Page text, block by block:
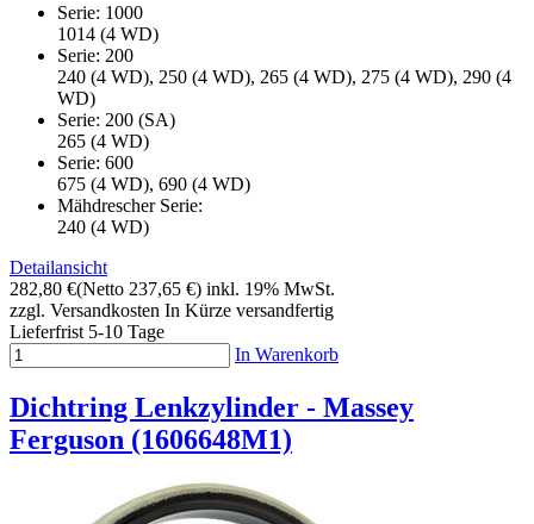
Serie: 1000
1014 (4 WD)
Serie: 200
240 (4 WD), 250 (4 WD), 265 (4 WD), 275 (4 WD), 290 (4
WD)
Serie: 200 (SA)
265 (4 WD)
Serie: 600
675 (4 WD), 690 (4 WD)
Mähdrescher Serie:
240 (4 WD)
Detailansicht
282,80 €(Netto 237,65 €) inkl. 19% MwSt.
zzgl. Versandkosten In Kürze versandfertig
Lieferfrist 5-10 Tage
In Warenkorb
Dichtring Lenkzylinder - Massey
Ferguson (1606648M1)